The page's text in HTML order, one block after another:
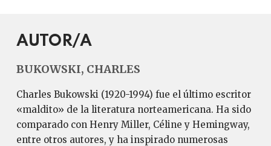
AUTOR/A
BUKOWSKI, CHARLES
Charles Bukowski (1920-1994) fue el último escritor
«maldito» de la literatura norteamericana. Ha sido
comparado con Henry Miller, Céline y Hemingway,
entre otros autores, y ha inspirado numerosas